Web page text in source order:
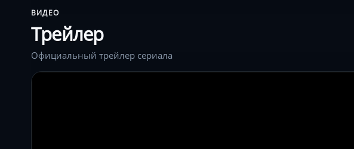
ВИДЕО
Трейлер
Официальный трейлер сериала